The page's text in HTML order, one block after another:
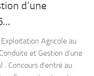
d’une
Agricole au
et Gestion d’une
Concours d’entré au